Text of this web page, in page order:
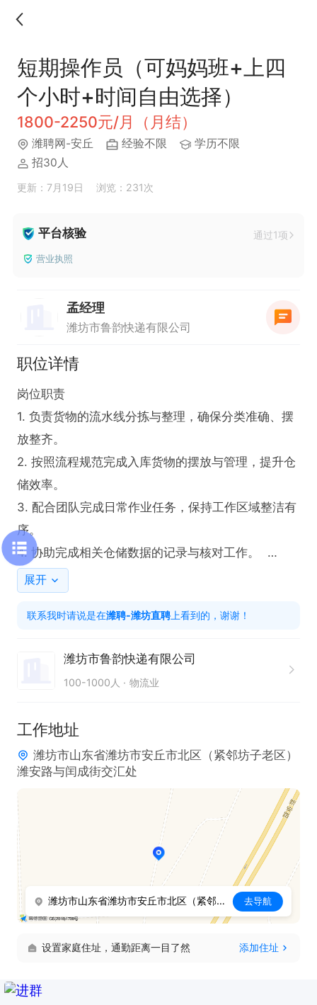
短期操作员（可妈妈班+上四
个小时+时间自由选择）
1800-2250元/月（月结）
潍聘网-安丘 经验不限
学历不限
招30人
更新：7月19日 浏览：231次
平台核验 通过1项
营业执照
孟经理
潍坊市鲁韵快递有限公司
职位详情
岗位职责
1. 负责货物的流水线分拣与整理，确保分类准确、摆
放整齐。
2. 按照流程规范完成入库货物的摆放与管理，提升仓
储效率。
3. 配合团队完成日常作业任务，保持工作区域整洁有
序。
4. 协助完成相关仓储数据的记录与核对工作。
任职要求
2. 具备基本的责任心与团队协作意识，能够配合团队
完成任务。
统培训。
1、白班：08:00-12:00，14:00-18:00工资 80元/天。
2、晚班：19:00-23:00/20:00-24:00，工资80元/天
时间段可以自由选择！
展开
联系我时请说是在潍聘-潍坊直聘 上看到的，谢谢！
潍坊市鲁韵快递有限公司
100-1000人 物流业
工作地址
潍坊市山东省潍坊市安丘市北区（紧邻坊子老区）
潍安路与闰成街交汇处
潍坊市山东省潍坊市安丘市北区（紧邻坊子老区）潍安路与闰成街交汇处 去导航
设置家庭住址，通勤距离一目了然 添加住址